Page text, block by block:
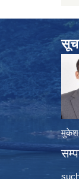
मुकेश